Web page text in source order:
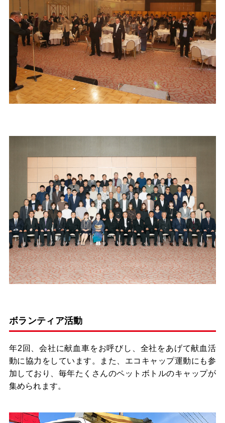
ボランティア活動
年2回、会社に献血車をお呼びし、全社をあげて献血活
動に協力をしています。また、エコキャップ運動にも参
加しており、毎年たくさんのペットボトルのキャップが
集められます。